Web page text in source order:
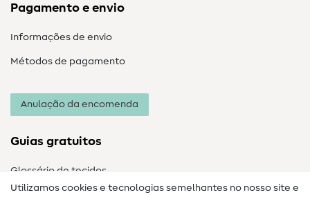
Pagamento e envio
Informações de envio
Métodos de pagamento
Anulação da encomenda
Guias gratuitos
Glossário de tecidos
Utilizamos cookies e tecnologias semelhantes no nosso site e